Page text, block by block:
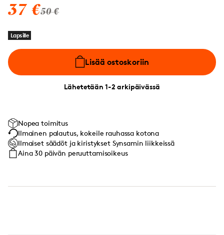
37 €50 €
Lapsille
Lisää ostoskoriin
Lähetetään 1-2 arkipäivässä
Nopea toimitus
Ilmainen palautus, kokeile rauhassa kotona
Ilmaiset säädöt ja kiristykset Synsamin liikkeissä
Aina 30 päivän peruuttamisoikeus